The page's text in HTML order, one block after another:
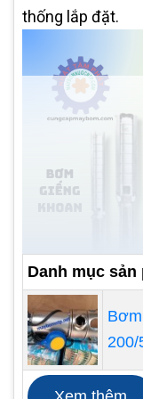
thống lắp đặt.
Quá trình lắp
vào giếng
Bộ điều khiển
theo dõi và điều
Danh mục sản
200/